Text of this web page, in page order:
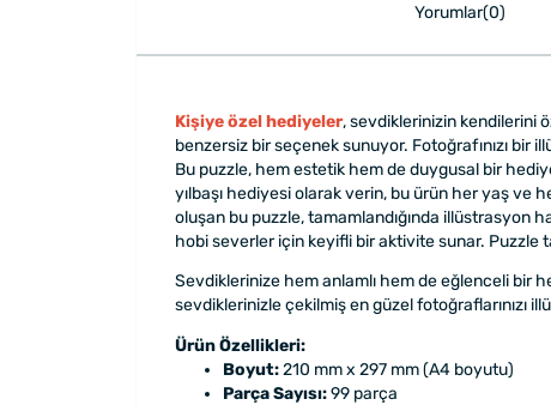
Yorumlar(0)
Kişiye özel hediyeler, sevdiklerinizin kendilerini
benzersiz bir seçenek sunuyor. Fotoğrafınızı bir
Bu puzzle, hem estetik hem de duygusal bir
yılbaşı hediyesi olarak verin, bu ürün her yaş
oluşan bu puzzle, tamamlandığında illüstrasyon
hobi severler için keyifli bir aktivite sunar. Puzzle
Sevdiklerinize hem anlamlı hem de eğlenceli bir
sevdiklerinizle çekilmiş en güzel fotoğraflarınızı
Ürün Özellikleri:
Boyut:210 mm x 297 mm (A4 boyutu)
Parça Sayısı:99 parça